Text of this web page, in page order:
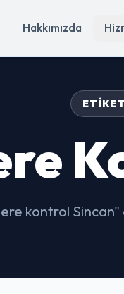
Hakkımızda
kontrol Sincan"